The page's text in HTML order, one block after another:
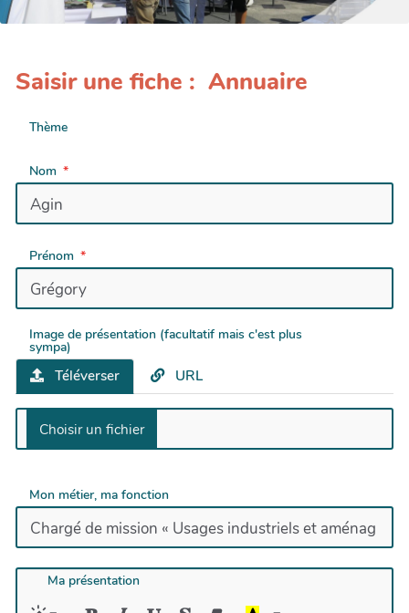
Saisir une fiche : Annuaire
Thème
Nom
Prénom
Image de présentation (facultatif mais c'est plus
sympa)
Téléverser URL
Mon métier, ma fonction
Ma présentation